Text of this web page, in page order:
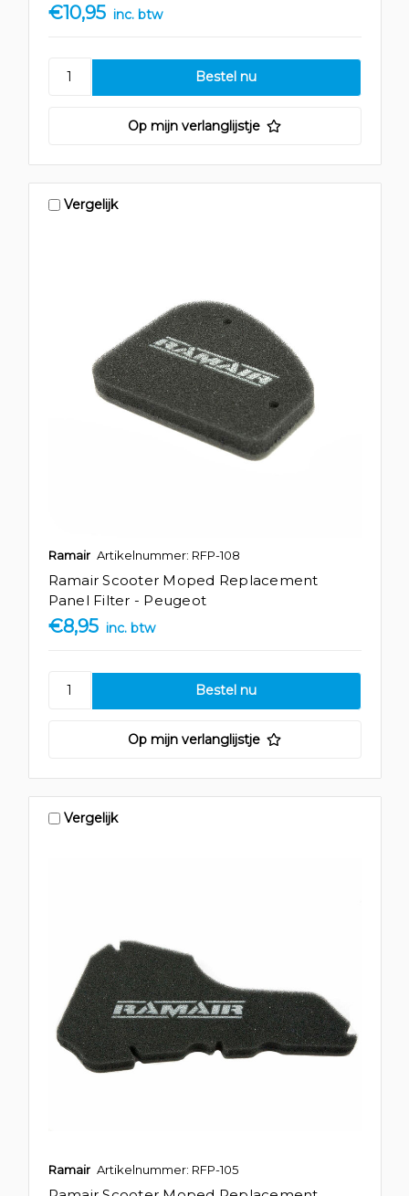
€10,95 inc. btw
Op mijn verlanglijstje
Vergelijk
Ramair Artikelnummer: RFP-108
Ramair Scooter Moped Replacement
Panel Filter - Peugeot
€8,95 inc. btw
Op mijn verlanglijstje
Vergelijk
Ramair Artikelnummer: RFP-105